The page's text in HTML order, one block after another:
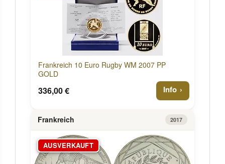
Frankreich 10 Euro Rugby WM 2007 PP
GOLD
336,00 € Info
Frankreich 2017
AUSVERKAUFT